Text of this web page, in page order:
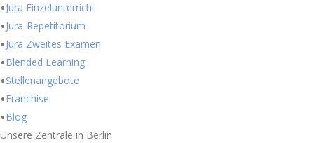
Jura Einzelunterricht
Jura-Repetitorium
Jura Zweites Examen
Blended Learning
Stellenangebote
Franchise
Blog
Unsere Zentrale in Berlin